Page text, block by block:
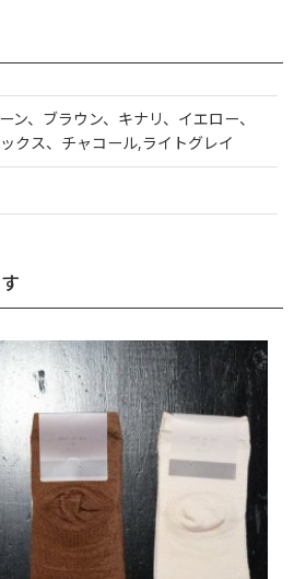
ン、ブラウン、キナリ、イエロー、
クス、チャコール,ライトグレイ